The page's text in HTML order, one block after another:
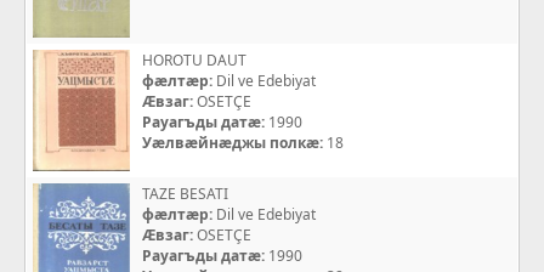
HOROTU DAUT
фæлтæр: Dil ve Edebiyat
Æвзаг:OSETÇE
Рауагъды датæ: 1990
Уæлвæйнæджы полкæ: 18
TAZE BESATI
фæлтæр: Dil ve Edebiyat
Æвзаг:OSETÇE
Рауагъды датæ: 1990